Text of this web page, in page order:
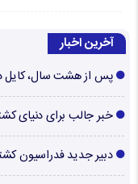
آخرین اخبار
پس از هشت سال، کایل
خبر جالب برای دنیای
دبیر جدید فدراسیون